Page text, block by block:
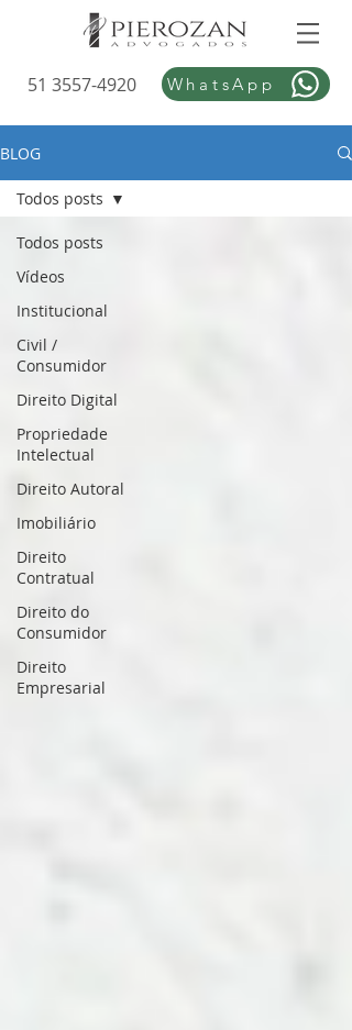
51 3557-4920 WhatsApp
BLOG
Todos posts
Vídeos
Institucional
Civil /
Consumidor
Direito Digital
Propriedade
Intelectual
Direito Autoral
Imobiliário
Direito
Contratual
Direito do
Consumidor
Direito
Empresarial
Todos posts